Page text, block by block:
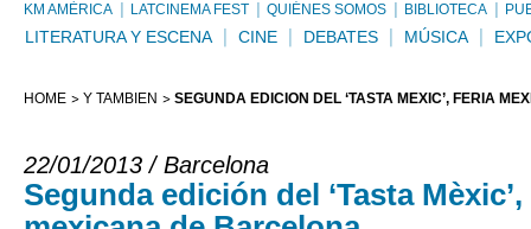
KM AMÈRICA LATCINEMA FEST QUIÉNES SOMOS BIBLIOTECA
LITERATURA Y ESCENA CINE DEBATES MÚSICA
HOME Y TAMBIÉN SEGUNDA EDICIÓN DEL ‘TASTA MÈXIC’, FERIA
22/01/2013 / Barcelona
Segunda edición del ‘Tasta